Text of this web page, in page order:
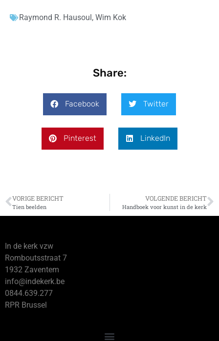
Raymond R. Hausoul, Wim Kok
Share:
Facebook Twitter
Pinterest LinkedIn
VORIGE BERICHT
Tien beelden
VOLGENDE BERICHT
Handboek voor kunst in de kerk
In de kerk vzw
Romboutsstraat 7
1932 Zaventem
info@indekerk.be
0844.639.277
RPR Brussel